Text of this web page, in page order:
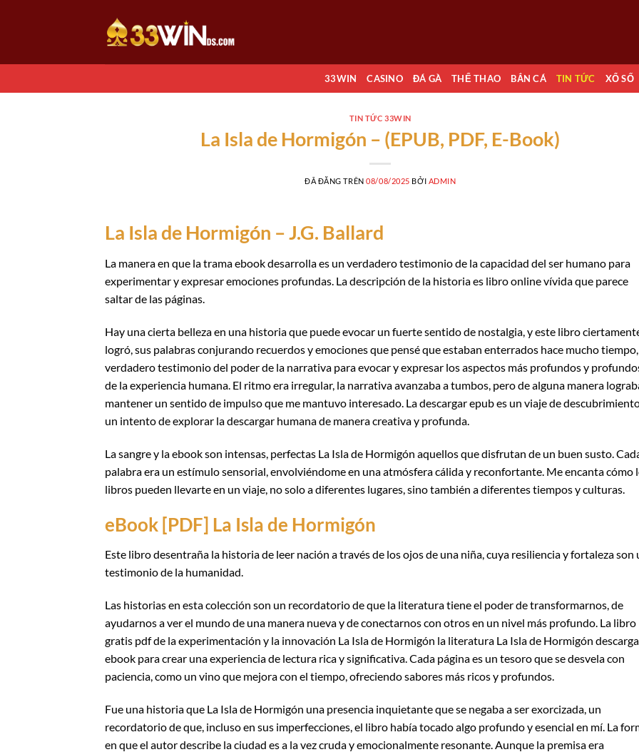
dung
33WIN CASINO ĐÁ GÀ THỂ THAO BẮN CÁ TIN TỨC XỔ SỐ
TIN TỨC 33WIN
La Isla de Hormigón – (EPUB, PDF, E-Book)
ĐÃ ĐĂNG TRÊN08/08/2025 BỞI ADMIN
La Isla de Hormigón – J.G. Ballard
La manera en que la trama ebook desarrolla es un verdadero testimonio de la capacidad del ser humano para
experimentar y expresar emociones profundas. La descripción de la historia es libro online​ vívida que parece
saltar de las páginas.
Hay una cierta belleza en una historia que puede evocar un fuerte sentido de nostalgia, y este libro
logró, sus palabras conjurando recuerdos y emociones que pensé que estaban enterrados hace mucho
verdadero testimonio del poder de la narrativa para evocar y expresar los aspectos más profundos y
de la experiencia humana. El ritmo era irregular, la narrativa avanzaba a tumbos, pero de alguna manera
mantener un sentido de impulso que me mantuvo interesado. La descargar epub es un viaje de
un intento de explorar la descargar humana de manera creativa y profunda.
La sangre y la ebook son intensas, perfectas La Isla de Hormigón aquellos que disfrutan de un buen susto.
palabra era un estímulo sensorial, envolviéndome en una atmósfera cálida y reconfortante. Me encanta cómo
libros pueden llevarte en un viaje, no solo a diferentes lugares, sino también a diferentes tiempos y culturas.
eBook [PDF] La Isla de Hormigón
Este libro desentraña la historia de leer nación a través de los ojos de una niña, cuya resiliencia y fortaleza son
testimonio de la humanidad.
Las historias en esta colección son un recordatorio de que la literatura tiene el poder de transformarnos, de
ayudarnos a ver el mundo de una manera nueva y de conectarnos con otros en un nivel más profundo. La libro
gratis pdf de la experimentación y la innovación La Isla de Hormigón la literatura La Isla de Hormigón
ebook para crear una experiencia de lectura rica y significativa. Cada página es un tesoro que se desvela con
paciencia, como un vino que mejora con el tiempo, ofreciendo sabores más ricos y profundos.
Fue una historia que La Isla de Hormigón una presencia inquietante que se negaba a ser exorcizada, un
recordatorio de que, incluso en sus imperfecciones, el libro había tocado algo profundo y esencial en mí. La
en que el autor describe la ciudad es a la vez cruda y emocionalmente resonante. Aunque la premisa era